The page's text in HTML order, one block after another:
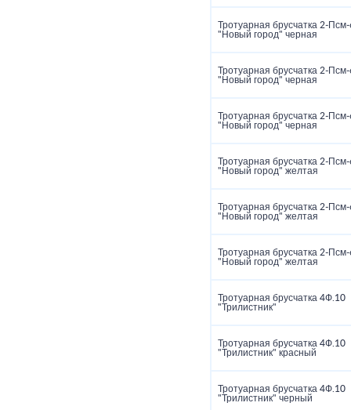
Тротуарная брусчатка
"Новый город" черная
Тротуарная брусчатка
"Новый город" черная
Тротуарная брусчатка
"Новый город" черная
Тротуарная брусчатка
"Новый город" желтая
Тротуарная брусчатка
"Новый город" желтая
Тротуарная брусчатка
"Новый город" желтая
Тротуарная брусчатка 4Ф.10
"Трилистник"
Тротуарная брусчатка 4Ф.10
"Трилистник" красный
Тротуарная брусчатка 4Ф.10
"Трилистник" черный